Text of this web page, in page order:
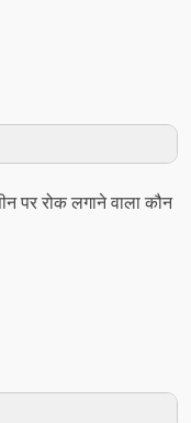
पर रोक लगाने वाला कौन